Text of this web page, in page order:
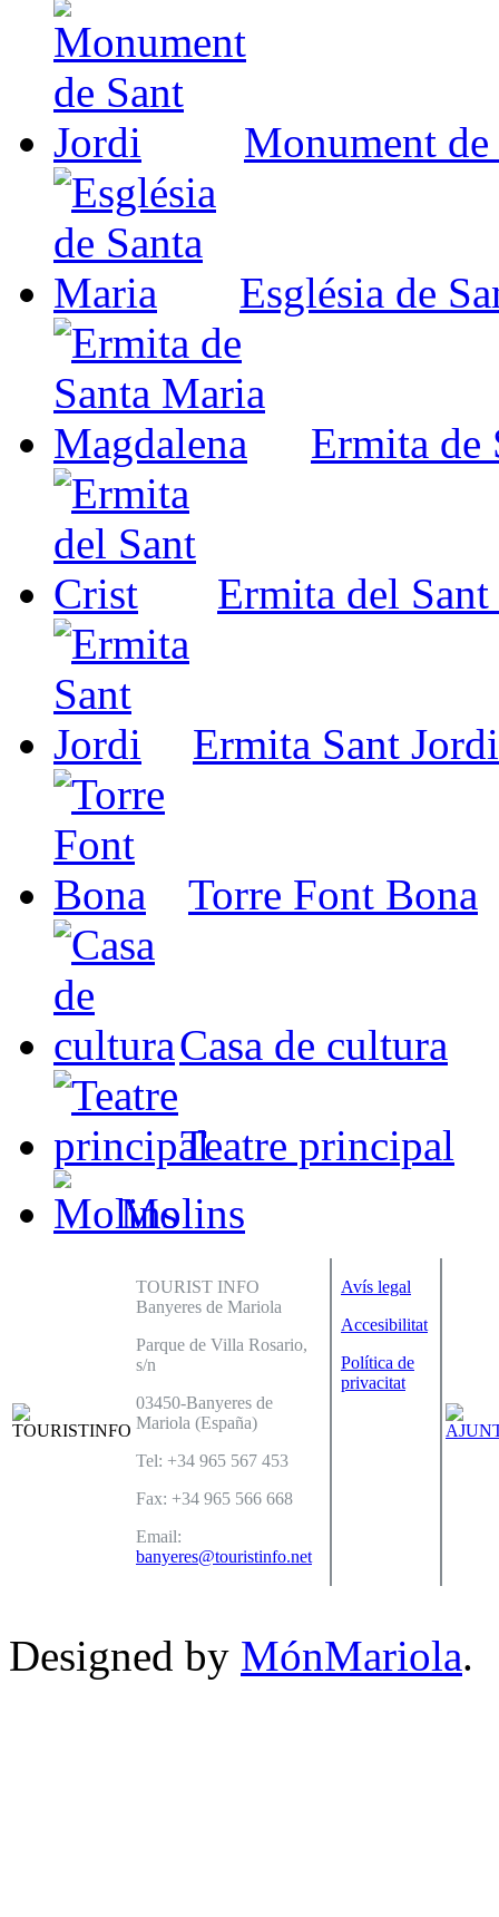
Monument
Església de
Ermita de
Ermita del
Ermita Sant Jordi
Torre Font Bona
Casa de cultura
Teatre principal
Molins
TOURIST INFO
Banyeres de Mariola
Parque de Villa Rosario,
s/n
03450-Banyeres de
Mariola (España)
Tel: +34 965 567 453
Fax: +34 965 566 668
Email:
banyeres@touristinfo.net
Avís legal
Accesibilitat
Política de
privacitat
Designed by MónMariola.